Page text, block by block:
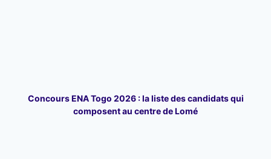
Concours ENA Togo 2026 : la liste des candidats qui
composent au centre de Lomé